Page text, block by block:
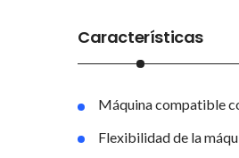
Características
Máquina compatible
Flexibilidad de la